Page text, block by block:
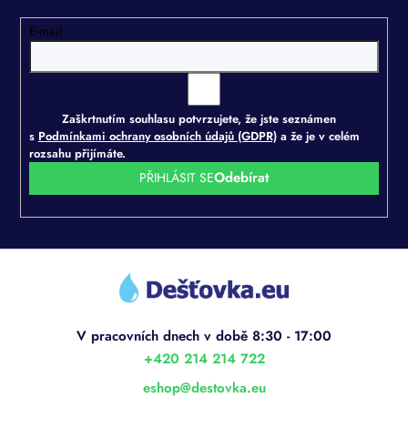
E-mail
Zaškrtnutím souhlasu potvrzujete, že jste seznámen
s Podmínkami ochrany osobních údajů (GDPR)a že je v celém
rozsahu přijímáte.
PŘIHLÁSIT SE
Z
eshop@destovka.eu
+420 214 214 722